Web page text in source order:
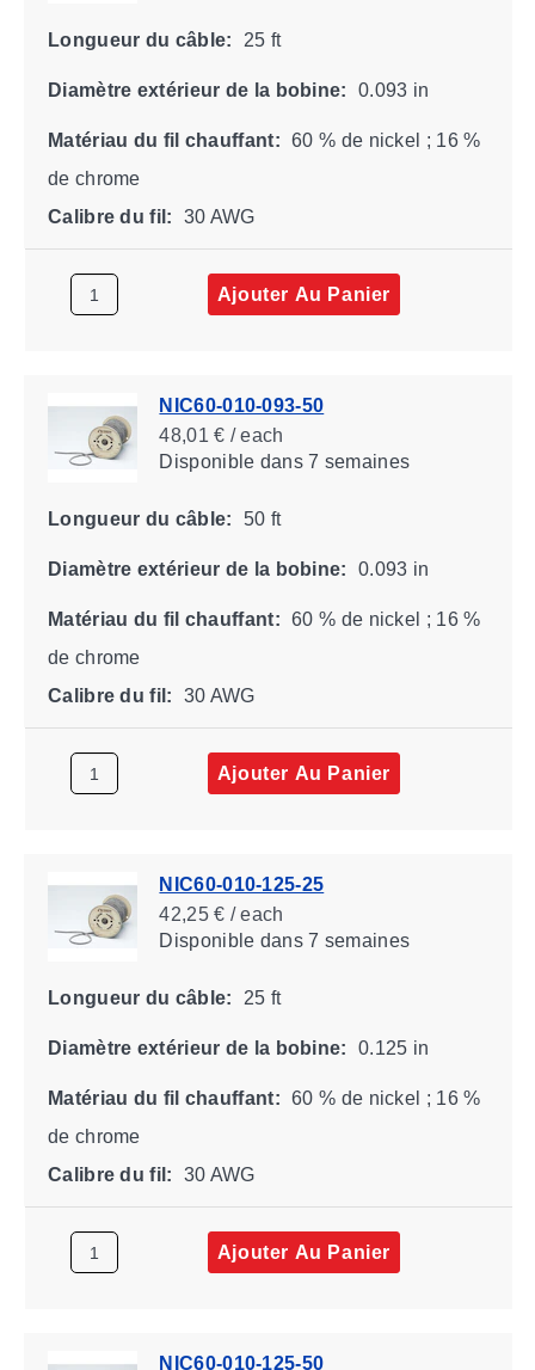
Longueur du câble: 25 ft
Diamètre extérieur de la bobine: 0.093 in
Matériau du fil chauffant: 60 % de nickel ; 16 %
de chrome
Calibre du fil:
30 AWG
Ajouter Au Panier
NIC60-010-093-50
48,01 € / each
Disponibledans 7 semaines
Longueur du câble: 50 ft
Diamètre extérieur de la bobine: 0.093 in
Matériau du fil chauffant: 60 % de nickel ; 16 %
de chrome
Calibre du fil:
30 AWG
Ajouter Au Panier
NIC60-010-125-25
42,25 € / each
Disponibledans 7 semaines
Longueur du câble: 25 ft
Diamètre extérieur de la bobine: 0.125 in
Matériau du fil chauffant: 60 % de nickel ; 16 %
de chrome
Calibre du fil:
30 AWG
Ajouter Au Panier
NIC60-010-125-50